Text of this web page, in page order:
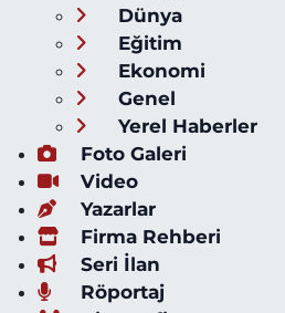
Dünya
Eğitim
Ekonomi
Genel
Yerel Haberler
Foto Galeri
Video
Yazarlar
Firma Rehberi
Seri İlan
Röportaj